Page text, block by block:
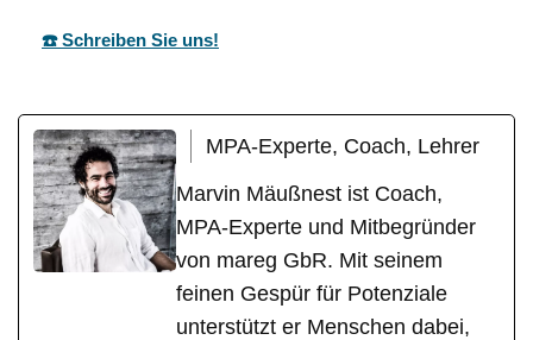
☎️ Schreiben Sie uns!
MPA-Experte, Coach, Lehrer
Marvin Mäußnest ist Coach,
MPA-Experte und Mitbegründer
von mareg GbR. Mit seinem
feinen Gespür für Potenziale
unterstützt er Menschen dabei,